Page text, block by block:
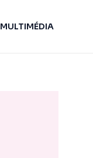
MULTIMÉDIA